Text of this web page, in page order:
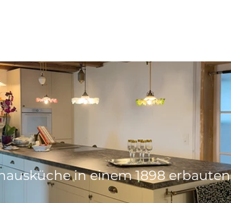
in einem 1898 erbauten